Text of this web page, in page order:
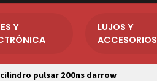
Y
LUJOS Y
ACCESORIOS
pulsar 200ns darrow